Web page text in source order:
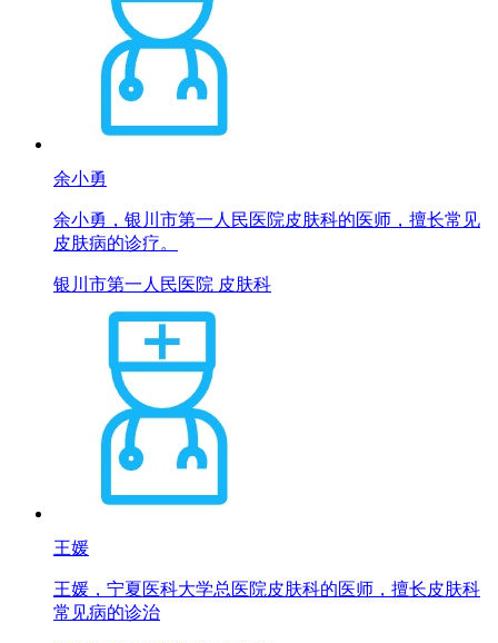
余小勇
余小勇，银川市第一人民医院皮肤科的医师，擅长常见
皮肤病的诊疗。
银川市第一人民医院 皮肤科
王媛
王媛，宁夏医科大学总医院皮肤科的医师，擅长皮肤科
常见病的诊治